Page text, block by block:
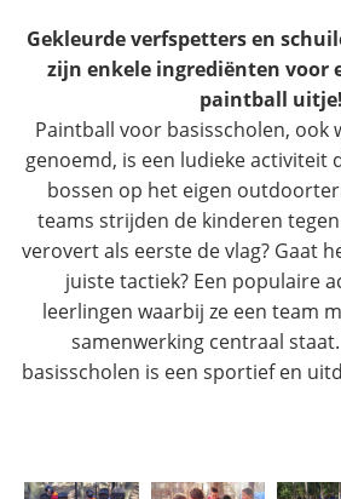
Gekleurde verfspetters en
zijn enkele ingrediënten voor
paintball uitje!
Paintball voor basisscholen, ook
genoemd, is een ludieke activiteit
bossen op het eigen
teams strijden de kinderen
verovert als eerste de vlag? Gaat
juiste tactiek? Een populaire
leerlingen waarbij ze een team
samenwerking centraal
basisscholen is een sportief en